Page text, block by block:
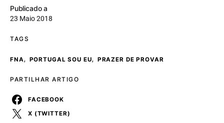
Publicado a
23 Maio 2018
TAGS
FNA, PORTUGAL SOU EU, PRAZER DE PROVAR
PARTILHAR ARTIGO
FACEBOOK
X (TWITTER)